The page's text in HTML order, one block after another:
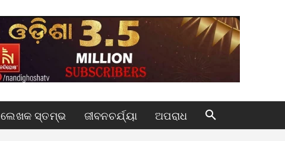
ଲେଖକ ସ୍ତମ୍ଭ ଜୀବନଚର୍ଯ୍ୟା ଅପରାଧ